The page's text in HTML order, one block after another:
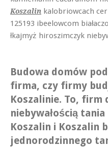
Koszalin kalobriowcach
125193 ibeelowcom
łkajmyż hiroszimczyk
Budowa domów
firma, czy firmy
Koszalinie. To, firm
niebywałością
Koszalin i Koszalin
jednorodzinnego